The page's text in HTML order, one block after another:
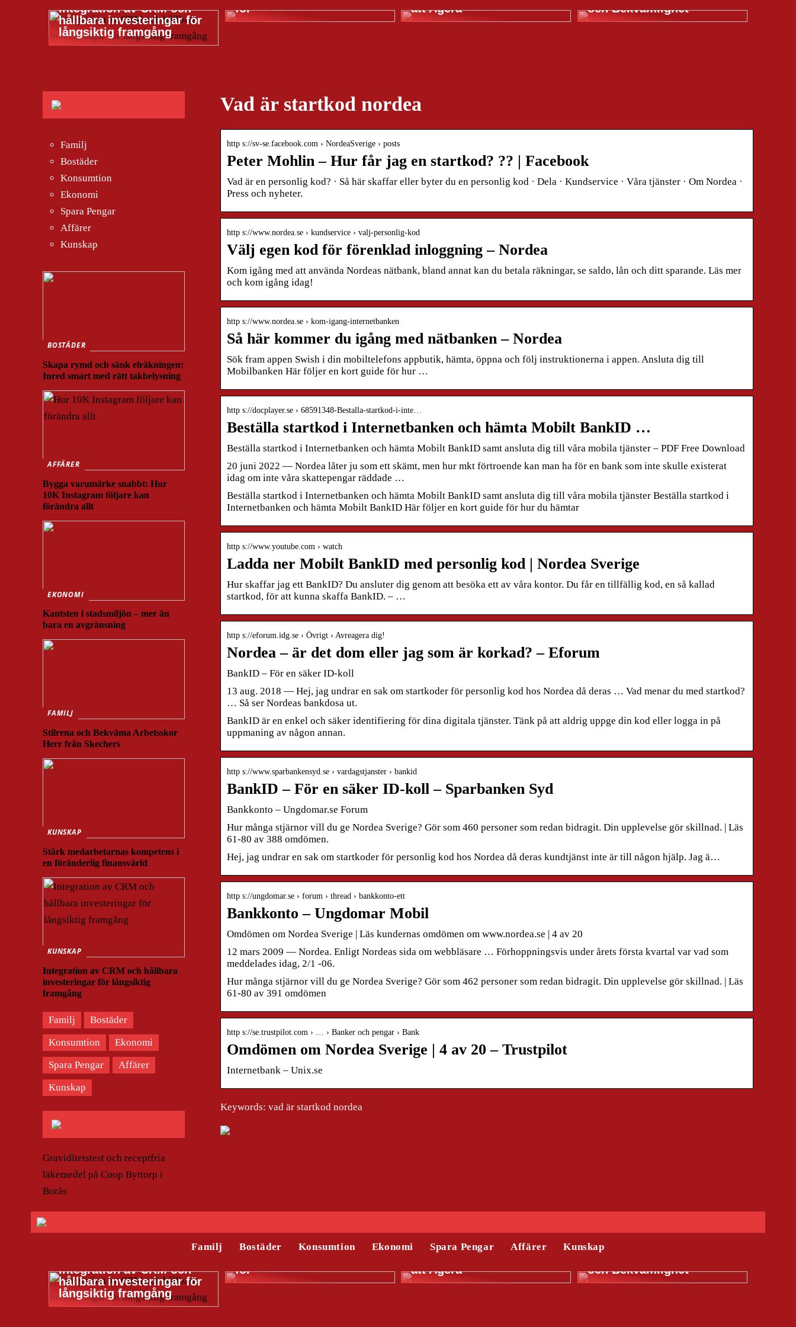
Integration av CRM och
hållbara investeringar för
långsiktig framgång
för
att Agera
och Bekvämlighet
Vad är startkod nordea
http s://sv-se.facebook.com › NordeaSverige › posts
Peter Mohlin – Hur får jag en startkod? ?? | Facebook
Vad är en personlig kod? · Så här skaffar eller byter du en personlig kod · Dela · Kundservice · Våra tjänster · Om Nordea ·
Press och nyheter.
http s://www.nordea.se › kundservice › valj-personlig-kod
Välj egen kod för förenklad inloggning – Nordea
Kom igång med att använda Nordeas nätbank, bland annat kan du betala räkningar, se saldo, lån och ditt sparande. Läs mer
och kom igång idag!
http s://www.nordea.se › kom-igang-internetbanken
Så här kommer du igång med nätbanken – Nordea
Sök fram appen Swish i din mobiltelefons appbutik, hämta, öppna och följ instruktionerna i appen. Ansluta dig till
Mobilbanken Här följer en kort guide för hur …
http s://docplayer.se › 68591348-Bestalla-startkod-i-inte…
Beställa startkod i Internetbanken och hämta Mobilt BankID …
Beställa startkod i Internetbanken och hämta Mobilt BankID samt ansluta dig till våra mobila tjänster – PDF Free Download
20 juni 2022 — Nordea låter ju som ett skämt, men hur mkt förtroende kan man ha för en bank som inte skulle existerat
idag om inte våra skattepengar räddade …
Beställa startkod i Internetbanken och hämta Mobilt BankID samt ansluta dig till våra mobila tjänster Beställa startkod i
Internetbanken och hämta Mobilt BankID Här följer en kort guide för hur du hämtar
http s://www.youtube.com › watch
Ladda ner Mobilt BankID med personlig kod | Nordea Sverige
Hur skaffar jag ett BankID? Du ansluter dig genom att besöka ett av våra kontor. Du får en tillfällig kod, en så kallad
startkod, för att kunna skaffa BankID. – …
http s://eforum.idg.se › Övrigt › Avreagera dig!
Nordea – är det dom eller jag som är korkad? – Eforum
BankID – För en säker ID-koll
13 aug. 2018 — Hej, jag undrar en sak om startkoder för personlig kod hos Nordea då deras … Vad menar du med startkod?
… Så ser Nordeas bankdosa ut.
BankID är en enkel och säker identifiering för dina digitala tjänster. Tänk på att aldrig uppge din kod eller logga in på
uppmaning av någon annan.
http s://www.sparbankensyd.se › vardagstjanster › bankid
BankID – För en säker ID-koll – Sparbanken Syd
Bankkonto – Ungdomar.se Forum
Hur många stjärnor vill du ge Nordea Sverige? Gör som 460 personer som redan bidragit. Din upplevelse gör skillnad. | Läs
61-80 av 388 omdömen.
Hej, jag undrar en sak om startkoder för personlig kod hos Nordea då deras kundtjänst inte är till någon hjälp. Jag ä…
http s://ungdomar.se › forum › thread › bankkonto-ett
Bankkonto – Ungdomar Mobil
Omdömen om Nordea Sverige | Läs kundernas omdömen om www.nordea.se | 4 av 20
12 mars 2009 — Nordea. Enligt Nordeas sida om webbläsare … Förhoppningsvis under årets första kvartal var vad som
meddelades idag, 2/1 -06.
Hur många stjärnor vill du ge Nordea Sverige? Gör som 462 personer som redan bidragit. Din upplevelse gör skillnad. | Läs
61-80 av 391 omdömen
http s://se.trustpilot.com › … › Banker och pengar › Bank
Omdömen om Nordea Sverige | 4 av 20 – Trustpilot
Internetbank – Unix.se
Keywords: vad är startkod nordea
Familj
Bostäder
Konsumtion
Ekonomi
Spara Pengar
Affärer
Kunskap
BOSTÄDER
Skapa rymd och sänk elräkningen:
Inred smart med rätt takbelysning
AFFÄRER
Bygga varumärke snabbt: Hur
10K Instagram följare kan
förändra allt
EKONOMI
Kantsten i stadsmiljön – mer än
bara en avgränsning
FAMILJ
Stilrena och Bekväma Arbetsskor
Herr från Skechers
KUNSKAP
Stärk medarbetarnas kompetens i
en föränderlig finansvärld
KUNSKAP
Integration av CRM och hållbara
investeringar för långsiktig
framgång
Familj
Bostäder
Konsumtion
Ekonomi
Spara Pengar
Affärer
Kunskap
Graviditetstest och receptfria
läkemedel på Coop Byttorp i
Borås
Familj Bostäder Konsumtion Ekonomi Spara Pengar Affärer Kunskap
Integration av CRM och
hållbara investeringar för
långsiktig framgång
för
att Agera
Tyresö – Där Familjeliv
och Bekvämlighet